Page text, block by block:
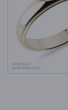
GELBGOLD
OHNE EDELSTEIN